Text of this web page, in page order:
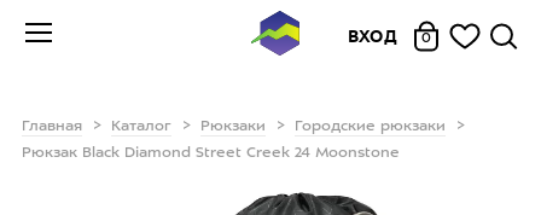
ВХОД 0
Главная Каталог Рюкзаки
Городские рюкзаки
Рюкзак Black Diamond Street Creek 24 Moonstone